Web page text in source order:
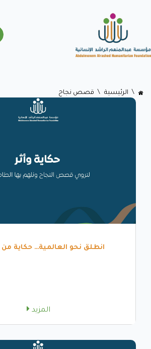
اﻟﺮﺋﻴﺴﻴﺔ قصص نجاح
انطلق نحو العالمية… حكاية من
المزيد